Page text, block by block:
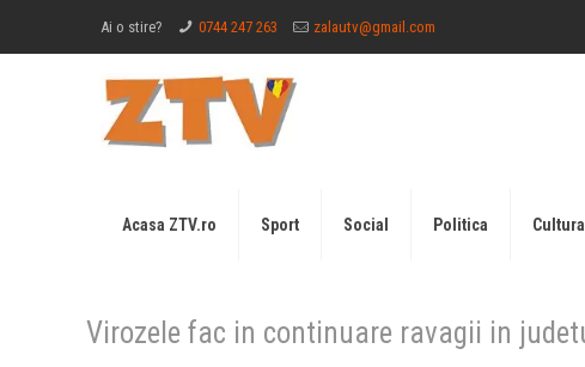
Ai o stire? 0744 247 263 zalautv@gmail.com
Acasa ZTV.ro Sport Social Politica Cultura
Virozele fac in continuare ravagii in